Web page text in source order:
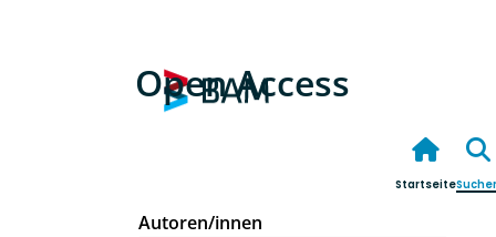
Open Access
Startseite
Autoren/innen